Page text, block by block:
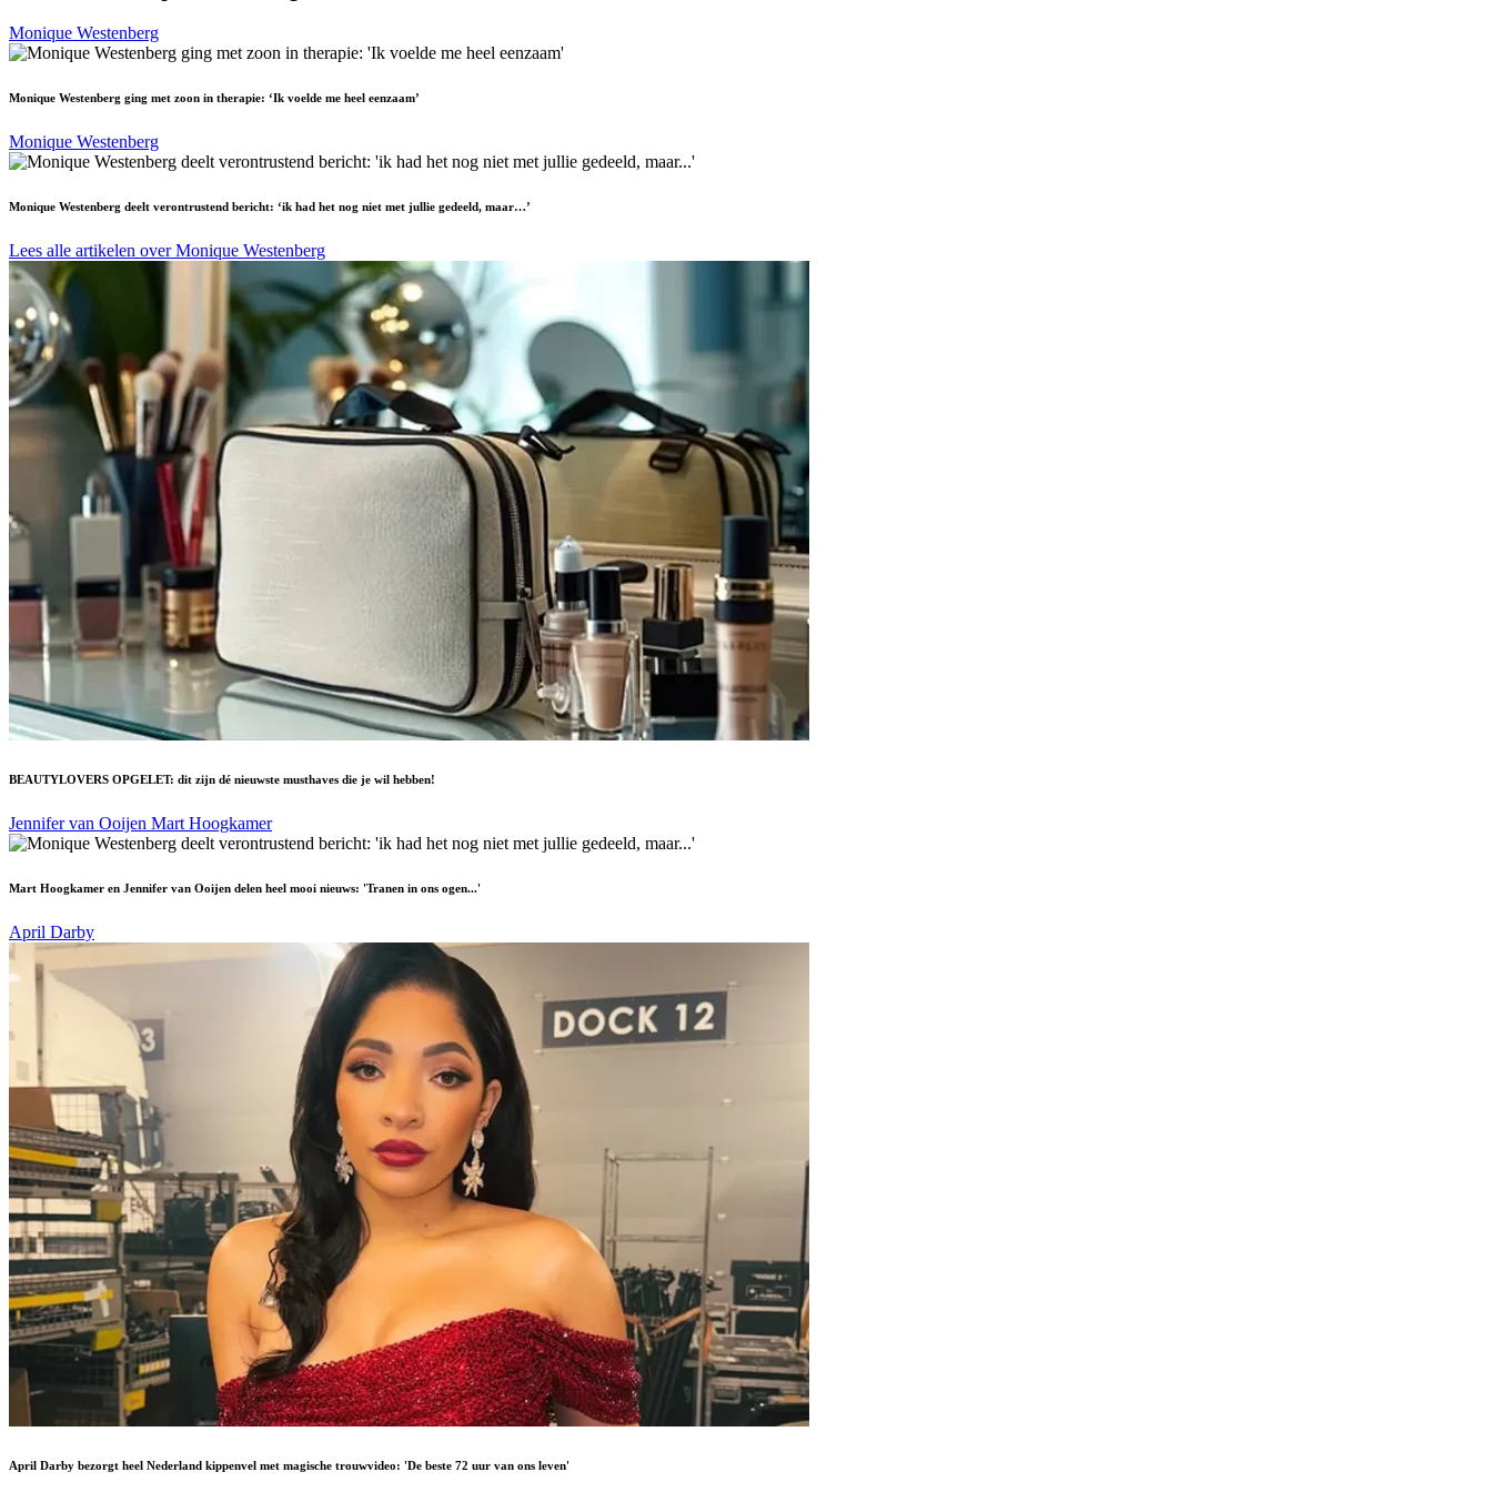
Monique Westenberg
Monique Westenberg ging met zoon in therapie: ‘Ik voelde me heel eenzaam’
Monique Westenberg
Monique Westenberg deelt verontrustend bericht: ‘ik had het nog niet met jullie gedeeld, maar…’
Lees alle artikelen over Monique Westenberg
BEAUTYLOVERS OPGELET: dit zijn dé nieuwste musthaves die je wil hebben!
Jennifer van Ooijen Mart Hoogkamer
Mart Hoogkamer en Jennifer van Ooijen delen heel mooi nieuws: 'Tranen in ons ogen...'
April Darby
April Darby bezorgt heel Nederland kippenvel met magische trouwvideo: 'De beste 72 uur van ons leven'